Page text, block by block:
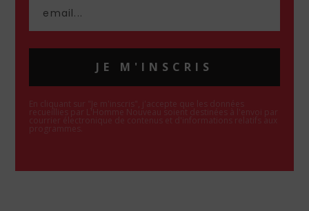
JE M'INSCRIS
En cliquant sur "Je m'inscris", j'accepte que les données
recueillies par L'Homme Nouveau soient destinées à l'envoi par
courrier électronique de contenus et d'informations relatifs aux
programmes.